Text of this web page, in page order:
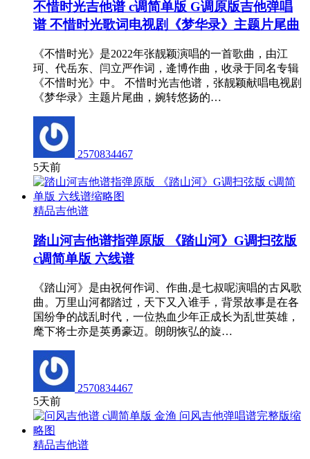
不惜时光吉他谱 c调简单版 G调原版吉他弹唱
谱 不惜时光歌词电视剧《梦华录》主题片尾曲
《不惜时光》是2022年张靓颖演唱的一首歌曲，由江
珂、代岳东、闫立严作词，逄博作曲，收录于同名专辑
《不惜时光》中。 不惜时光吉他谱，张靓颖献唱电视剧
《梦华录》主题片尾曲，婉转悠扬的…
2570834467
5天前
精品吉他谱
踏山河吉他谱指弹原版 《踏山河》G调扫弦版
c调简单版 六线谱
《踏山河》是由祝何作词、作曲,是七叔呢演唱的古风歌
曲。万里山河都踏过，天下又入谁手，背景故事是在各
国纷争的战乱时代，一位热血少年正成长为乱世英雄，
麾下将士亦是英勇豪迈。朗朗恢弘的旋…
2570834467
5天前
精品吉他谱